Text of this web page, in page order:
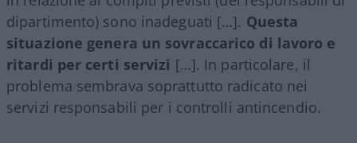
dipartimento) sono inadeguati […]. Questa
situazione genera un sovraccarico di lavoro e
ritardi per certi servizi […]. In particolare, il
problema sembrava soprattutto radicato nei
servizi responsabili per i controlli antincendio.